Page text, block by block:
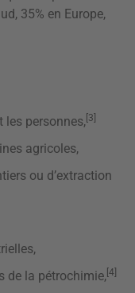
35% en Europe,
les personnes, [3]
agricoles,
ou d’extraction
de la pétrochimie, [4]